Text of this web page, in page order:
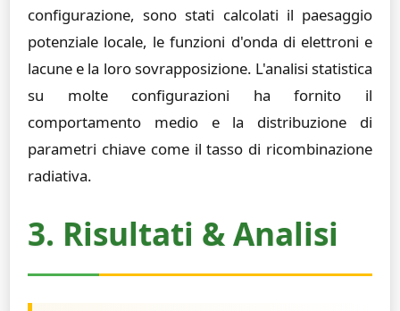
configurazione, sono stati calcolati il paesaggio
potenziale locale, le funzioni d'onda di elettroni e
lacune e la loro sovrapposizione. L'analisi statistica
su molte configurazioni ha fornito il
comportamento medio e la distribuzione di
parametri chiave come il tasso di ricombinazione
radiativa.
3. Risultati & Analisi